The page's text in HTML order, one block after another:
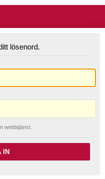
lösenord.
webbtjänst.